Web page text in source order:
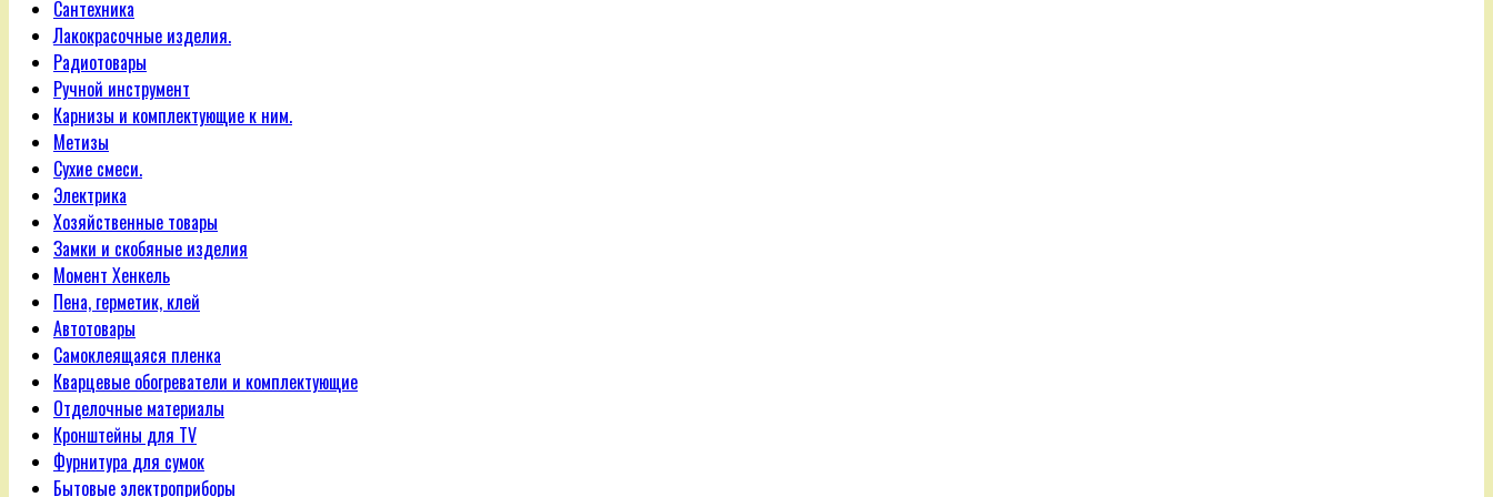
Сантехника
Лакокрасочные изделия.
Радиотовары
Ручной инструмент
Карнизы и комплектующие к ним.
Метизы
Сухие смеси.
Электрика
Хозяйственные товары
Замки и скобяные изделия
Момент Хенкель
Пена, герметик, клей
Автотовары
Самоклеящаяся пленка
Кварцевые обогреватели и комплектующие
Отделочные материалы
Кронштейны для TV
Фурнитура для сумок
Бытовые электроприборы